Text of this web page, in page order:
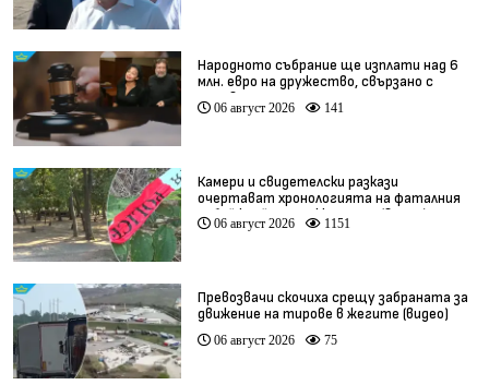
Народното събрание ще изплати над 6
млн. евро на дружество, свързано с
Баневи
06 август 2026 141
Камери и свидетелски разкази
очертават хронологията на фаталния
побой край Младежкия хълм (видео)
06 август 2026 1151
Превозвачи скочиха срещу забраната за
движение на тирове в жегите (видео)
06 август 2026 75